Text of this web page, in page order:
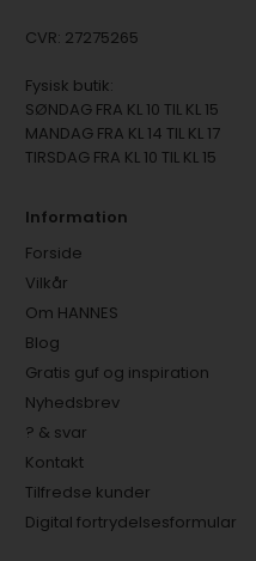
CVR: 27275265
Fysisk butik:
SØNDAG FRA KL 10 TIL KL 15
MANDAG FRA KL 14 TIL KL 17
TIRSDAG FRA KL 10 TIL KL 15
Information
Forside
Vilkår
Om HANNES
Blog
Gratis guf og inspiration
Nyhedsbrev
? & svar
Kontakt
Tilfredse kunder
Digital fortrydelsesformular